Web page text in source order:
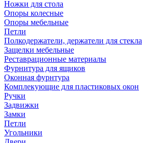
Ножки для стола
Опоры колесные
Опоры мебельные
Петли
Полкодержатели, держатели для стекла
Защелки мебельные
Реставрационные материалы
Фурнитура для ящиков
Оконная фурнтура
Комплекующие для пластиковых окон
Ручки
Задвижки
Замки
Петли
Угольники